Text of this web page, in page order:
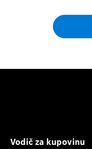
Vodič za kupovinu